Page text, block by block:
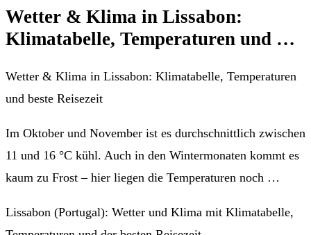
Wetter & Klima in Lissabon:
Klimatabelle, Temperaturen und …
Wetter & Klima in Lissabon: Klimatabelle, Temperaturen
und beste Reisezeit
Im Oktober und November ist es durchschnittlich zwischen
11 und 16 °C kühl. Auch in den Wintermonaten kommt es
kaum zu Frost – hier liegen die Temperaturen noch …
Lissabon (Portugal): Wetter und Klima mit Klimatabelle,